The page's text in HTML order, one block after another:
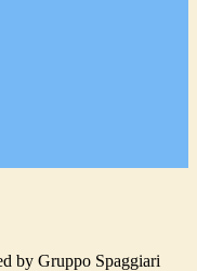
by Gruppo Spaggiari